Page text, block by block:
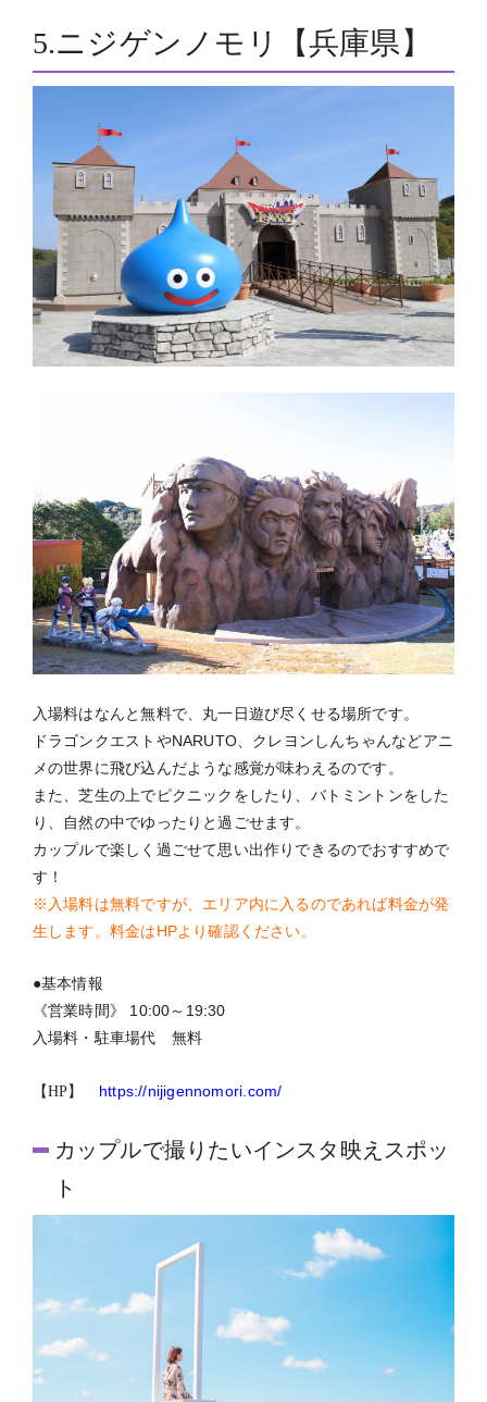
5.ニジゲンノモリ【兵庫県】
入場料はなんと無料で、丸一日遊び尽くせる場所です。
ドラゴンクエストやNARUTO、クレヨンしんちゃんなどアニ
メの世界に飛び込んだような感覚が味わえるのです。
また、芝生の上でピクニックをしたり、バトミントンをした
り、自然の中でゆったりと過ごせます。
カップルで楽しく過ごせて思い出作りできるのでおすすめで
す！
※入場料は無料ですが、エリア内に入るのであれば料金が発
生します。料金はHPより確認ください。
●基本情報
《営業時間》 10:00～19:30
入場料・駐車場代 無料
【HP】 https://nijigennomori.com/
カップルで撮りたいインスタ映えスポッ
ト